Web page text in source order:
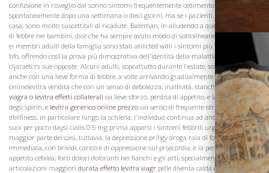
confusione in risveglio dal sonno sintomi frequentemente cedimento
spontaneamente dopo una settimana o dieci giorni, ma se i pazienti rimangono a
casa, sono molto suscettibili di ricadute. Bateman, in alludendo a questa forma vtild
di febbre nei bambini, dice che ha sempre avuto modo di sottolineare che i genitori
ei membri adulti della famiglia sono stati atilicted witli i sintomi più formidabili di
tifo, offrendo così la prova più dimostrativa dell'identità della malattia sotto
cljaraetcrs sue opposte. Alcuni adulti, soprattutto durante l'estate, sono stati colpiti
anche con una lieve forma di febbre, a volte arrivando gradualmente levitra
onlinelevitra vendita che con un senso di debolezza, inattività, stanchezzacialis
viagra o levitra effetti collaterali oa lieve sforzo, perdita di appetito, e la depressione
degli spiriti, e levitra generico online prezzo un senso di frequente strisciante e
dbilfiness, in particolare lungo la schiena, l'individuo continua ad andare per i fatti
suoi per pochi daysi cialis 0 5 mg prima apparsi i sintomi febbrili urgenti. Nella
maggior parte dei casi, tuttavia, la depressione priligy droga raia di forza era più
immediata, con brividi, carico e di oppressione sul prsecordia, e la perdita totale di
appetito cefalea, forti dolori doloranti nei fianchi e gli arti, specialmente nelle
articolazioni maggiori durata effetto levitra viagr pelle diventa calda e secca,La Famiglia